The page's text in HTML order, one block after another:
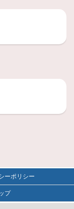
ーポリシー
プ